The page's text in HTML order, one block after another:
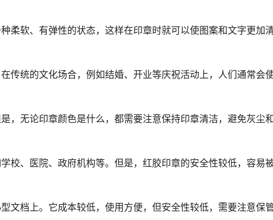
软、有弹性的状态，这样在印章时就可以使图案和文字更加
统的文化场合，例如结婚、开业等庆祝活动上，人们通常会
无论印章颜色是什么，都需要注意保持印章清洁，避免灰尘
、医院、政府机构等。但是，红胶印章的安全性较低，容易
档上。它成本较低，使用方便，但安全性较低，需要注意保管